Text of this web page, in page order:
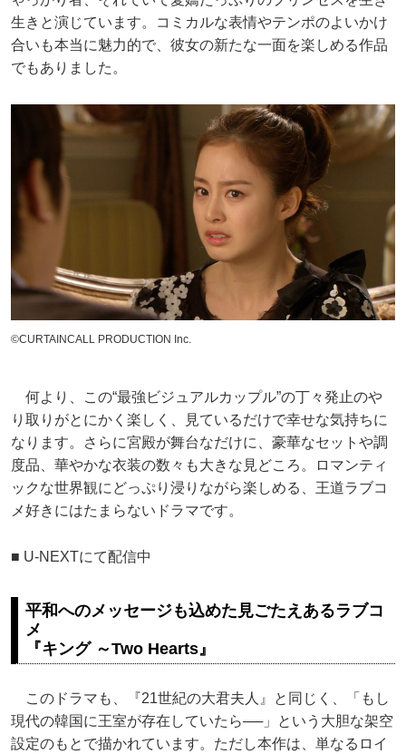
生きと演じています。コミカルな表情やテンポのよいかけ
合いも本当に魅力的で、彼女の新たな一面を楽しめる作品
でもありました。
©CURTAINCALL PRODUCTION Inc.
何より、この“最強ビジュアルカップル”の丁々発止のや
り取りがとにかく楽しく、見ているだけで幸せな気持ちに
なります。さらに宮殿が舞台なだけに、豪華なセットや調
度品、華やかな衣装の数々も大きな見どころ。ロマンティ
ックな世界観にどっぷり浸りながら楽しめる、王道ラブコ
メ好きにはたまらないドラマです。
■ U-NEXTにて配信中
平和へのメッセージも込めた見ごたえあるラブコ
メ
『キング ～Two Hearts』
このドラマも、『21世紀の大君夫人』と同じく、「もし
現代の韓国に王室が存在していたら──」という大胆な架空
設定のもとで描かれています。ただし本作は、単なるロイ